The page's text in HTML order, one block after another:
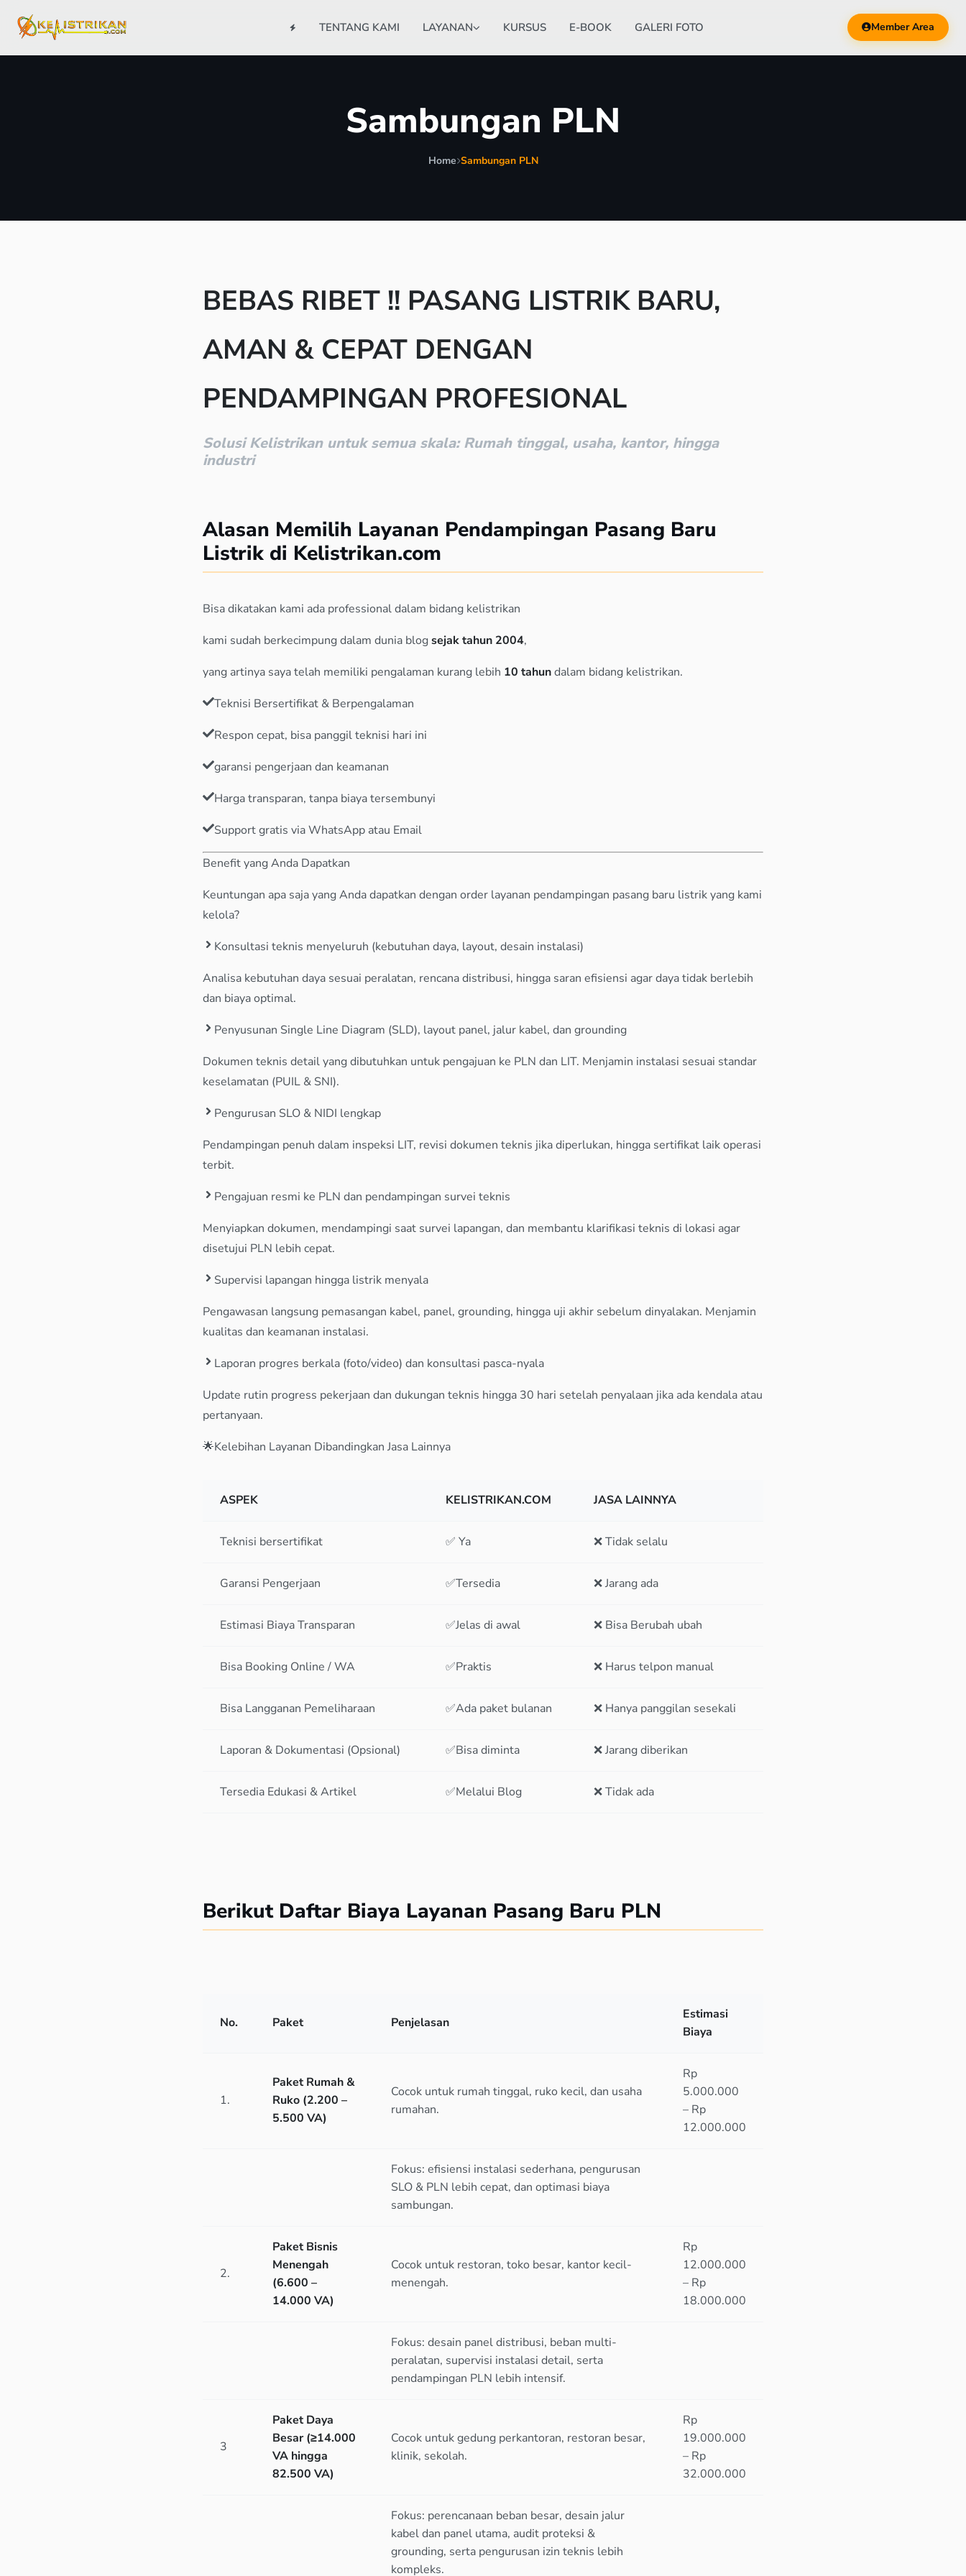
TENTANG KAMI LAYANAN KURSUS E-BOOK GALERI FOTO Member Area
Sambungan PLN
Home Sambungan PLN
BEBAS RIBET !! PASANG LISTRIK BARU,
AMAN & CEPAT DENGAN
PENDAMPINGAN PROFESIONAL
Solusi Kelistrikan untuk semua skala: Rumah tinggal, usaha, kantor, hingga
industri
Alasan Memilih Layanan Pendampingan Pasang Baru
Listrik di Kelistrikan.com
Bisa dikatakan kami ada professional dalam bidang kelistrikan
kami sudah berkecimpung dalam dunia blogsejak tahun 2004,
yang artinya saya telah memiliki pengalaman kurang lebih 10 tahundalam bidang kelistrikan.
Teknisi Bersertifikat & Berpengalaman
Respon cepat, bisa panggil teknisi hari ini
garansi pengerjaan dan keamanan
Harga transparan, tanpa biaya tersembunyi
Support gratis via WhatsApp atau Email
Benefit yang Anda Dapatkan
Keuntungan apa saja yang Anda dapatkan dengan order layanan pendampingan pasang baru listrik yang kami
kelola?
Konsultasi teknis menyeluruh (kebutuhan daya, layout, desain instalasi)
Analisa kebutuhan daya sesuai peralatan, rencana distribusi, hingga saran efisiensi agar daya tidak berlebih
dan biaya optimal.
Penyusunan Single Line Diagram (SLD), layout panel, jalur kabel, dan grounding
Dokumen teknis detail yang dibutuhkan untuk pengajuan ke PLN dan LIT. Menjamin instalasi sesuai standar
keselamatan (PUIL & SNI).
Pengurusan SLO & NIDI lengkap
Pendampingan penuh dalam inspeksi LIT, revisi dokumen teknis jika diperlukan, hingga sertifikat laik operasi
terbit.
Pengajuan resmi ke PLN dan pendampingan survei teknis
Menyiapkan dokumen, mendampingi saat survei lapangan, dan membantu klarifikasi teknis di lokasi agar
disetujui PLN lebih cepat.
Supervisi lapangan hingga listrik menyala
Pengawasan langsung pemasangan kabel, panel, grounding, hingga uji akhir sebelum dinyalakan. Menjamin
kualitas dan keamanan instalasi.
Laporan progres berkala (foto/video) dan konsultasi pasca-nyala
Update rutin progress pekerjaan dan dukungan teknis hingga 30 hari setelah penyalaan jika ada kendala atau
pertanyaan.
🌟Kelebihan Layanan Dibandingkan Jasa Lainnya
ASPEK KELISTRIKAN.COM JASA LAINNYA
Teknisi bersertifikat ✅ Ya ❌ Tidak selalu
Garansi Pengerjaan ✅Tersedia ❌ Jarang ada
Estimasi Biaya Transparan ✅Jelas di awal ❌ Bisa Berubah ubah
Bisa Booking Online / WA ✅Praktis ❌ Harus telpon manual
Bisa Langganan Pemeliharaan ✅Ada paket bulanan ❌ Hanya panggilan sesekali
Laporan & Dokumentasi (Opsional) ✅Bisa diminta ❌ Jarang diberikan
Tersedia Edukasi & Artikel ✅Melalui Blog ❌ Tidak ada
Berikut Daftar Biaya Layanan Pasang Baru PLN
No. Paket Penjelasan
Estimasi
Biaya
1.
Paket Rumah &
Ruko (2.200 –
5.500 VA)
Cocok untuk rumah tinggal, ruko kecil, dan usaha
rumahan.
Rp
5.000.000
– Rp
12.000.000
Fokus: efisiensi instalasi sederhana, pengurusan
SLO & PLN lebih cepat, dan optimasi biaya
sambungan.
2.
Paket Bisnis
Menengah
(6.600 –
14.000 VA)
Cocok untuk restoran, toko besar, kantor kecil-
menengah.
Rp
12.000.000
– Rp
18.000.000
Fokus: desain panel distribusi, beban multi-
peralatan, supervisi instalasi detail, serta
pendampingan PLN lebih intensif.
3
Paket Daya
Besar (≥14.000
VA hingga
82.500 VA)
Cocok untuk gedung perkantoran, restoran besar,
klinik, sekolah.
Rp
19.000.000
– Rp
32.000.000
Fokus: perencanaan beban besar, desain jalur
kabel dan panel utama, audit proteksi &
grounding, serta pengurusan izin teknis lebih
kompleks.